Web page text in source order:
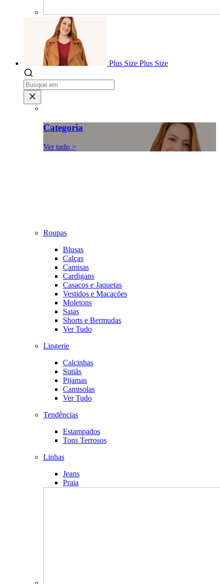
Plus Size Plus Size
Categoria
Ver tudo >
Roupas
Blusas
Calças
Camisas
Cardigans
Casacos e Jaquetas
Vestidos e Macacões
Moletons
Saias
Shorts e Bermudas
Ver Tudo
Lingerie
Calcinhas
Sutiãs
Pijamas
Camisolas
Ver Tudo
Tendências
Estampados
Tons Terrosos
Linhas
Jeans
Praia